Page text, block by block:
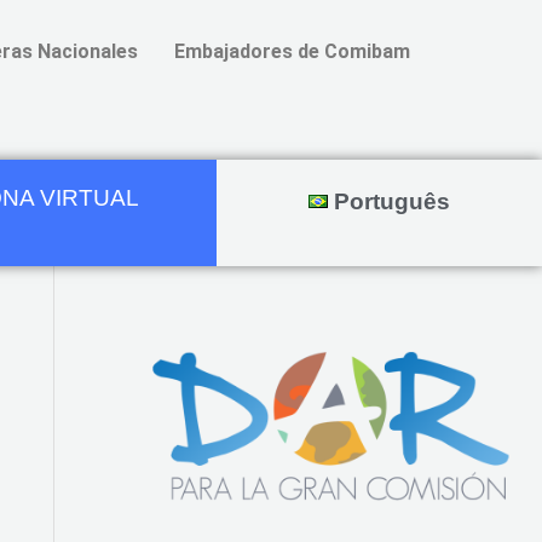
Nacionales Embajadores de Comibam
VIRTUAL Português